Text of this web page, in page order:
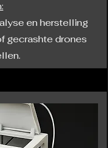
en herstelling
gecrashte drones